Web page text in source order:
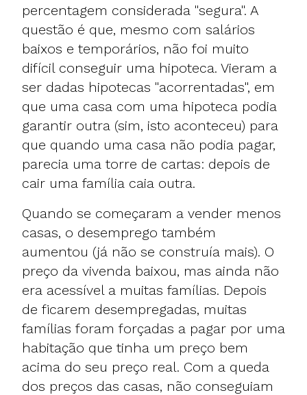
percentagem considerada "segura". A
questão é que, mesmo com salários
baixos e temporários, não foi muito
difícil conseguir uma hipoteca. Vieram a
ser dadas hipotecas "acorrentadas", em
que uma casa com uma hipoteca podia
garantir outra (sim, isto aconteceu) para
que quando uma casa não podia pagar,
parecia uma torre de cartas: depois de
cair uma família caia outra.
Quando se começaram a vender menos
casas, o desemprego também
aumentou (já não se construía mais). O
preço da vivenda baixou, mas ainda não
era acessível a muitas famílias. Depois
de ficarem desempregadas, muitas
famílias foram forçadas a pagar por uma
habitação que tinha um preço bem
acima do seu preço real. Com a queda
dos preços das casas, não conseguiam